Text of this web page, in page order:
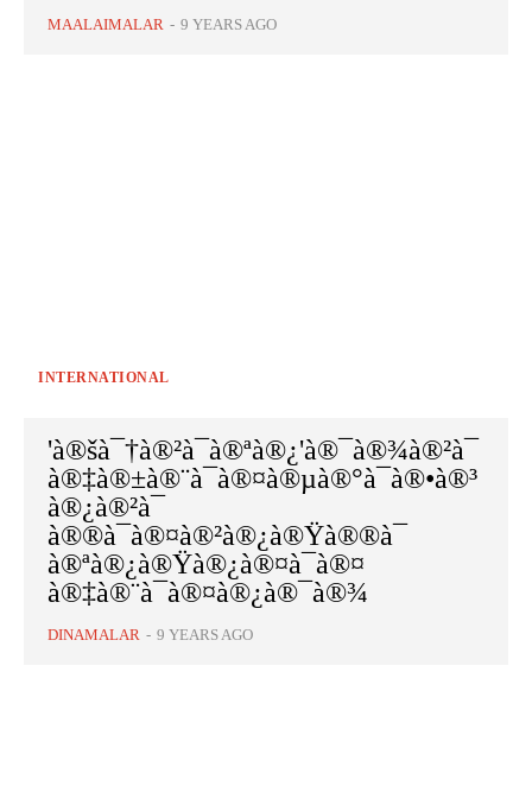
MAALAIMALAR - 9 YEARS AGO
INTERNATIONAL
'à®šà¯†à®²à¯à®ªà®¿'à®¯à®¾à®²à¯
à®‡à®±à®¨à¯à®¤à®µà®°à¯à®•à®³
à®¿à®²à¯
à®®à¯à®¤à®²à®¿à®Ÿà®®à¯
à®ªà®¿à®Ÿà®¿à®¤à¯à®¤
à®‡à®¨à¯à®¤à®¿à®¯à®¾
DINAMALAR - 9 YEARS AGO